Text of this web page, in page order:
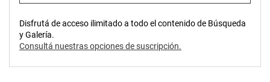
Disfrutá de acceso ilimitado a todo el contenido de Búsqueda
y Galería.
Consultá nuestras opciones de suscripción.